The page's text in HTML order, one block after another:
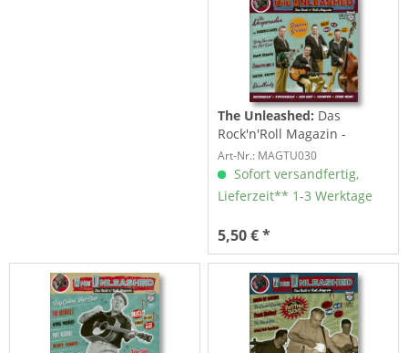
The Unleashed: Das
Rock'n'Roll Magazin -
Ausgabe 30
Art-Nr.: MAGTU030
Sofort versandfertig,
Lieferzeit** 1-3 Werktage
5,50 € *